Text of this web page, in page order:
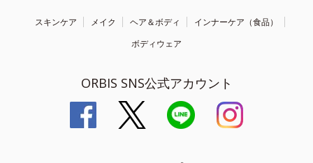
スキンケア メイク ヘア＆ボディ
インナーケア（食品）
ボディウェア
ORBIS SNS公式アカウント